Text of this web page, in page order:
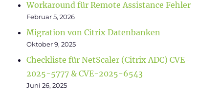
Workaround für Remote Assistance Fehler
Februar 5, 2026
Migration von Citrix Datenbanken
Oktober 9, 2025
Checkliste für NetScaler (Citrix ADC) CVE-
2025-5777 & CVE-2025-6543
Juni 26, 2025